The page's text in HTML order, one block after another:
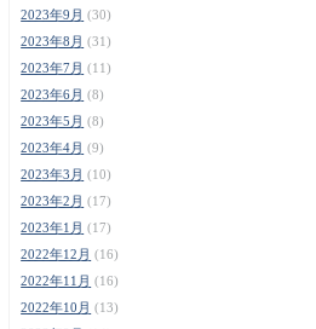
2023年9月 (30)
2023年8月 (31)
2023年7月 (11)
2023年6月 (8)
2023年5月 (8)
2023年4月 (9)
2023年3月 (10)
2023年2月 (17)
2023年1月 (17)
2022年12月 (16)
2022年11月 (16)
2022年10月 (13)